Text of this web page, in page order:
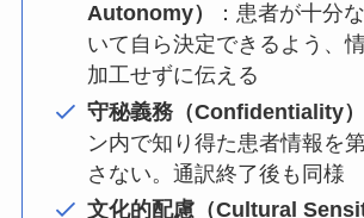
Autonomy）
：患者が十分
いて自ら決定できるよう、
加工せずに伝える
守秘義務（Confidentiality）
ン内で知り得た患者情報を
さない。通訳終了後も同様
文化的配慮（Cultural